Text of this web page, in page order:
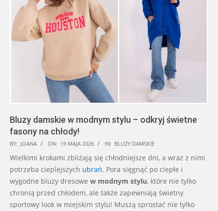
Bluzy damskie w modnym stylu – odkryj świetne
fasony na chłody!
2026-
05-
19
BY: JOANA ON: 19 MAJA 2026 IN: BLUZY DAMSKIE
Wielkimi krokami zbliżają się chłodniejsze dni, a wraz z nimi
potrzeba cieplejszych ubrań. Pora sięgnąć po ciepłe i
wygodne bluzy dresowe w modnym stylu, które nie tylko
chronią przed chłodem, ale także zapewniają świetny
sportowy look w miejskim stylu! Muszą sprostać nie tylko